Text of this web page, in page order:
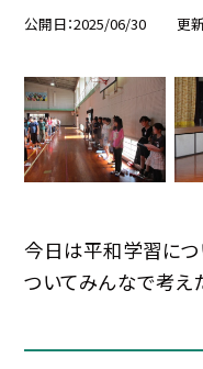
公開日 2025/06/30 更
今日は平和学習につ
ついてみんなで考え